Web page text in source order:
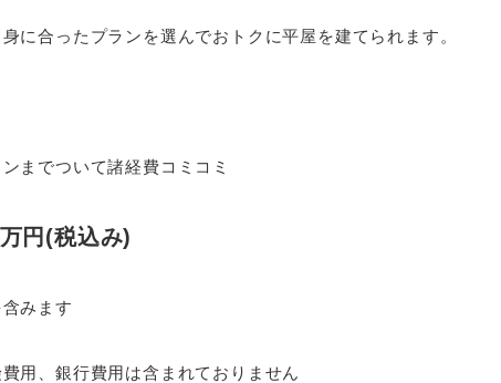
に合ったプランを選んでおトクに平屋を建てられます。
までついて諸経費コミコミ
円(税込み)
みます
用、銀行費用は含まれておりません